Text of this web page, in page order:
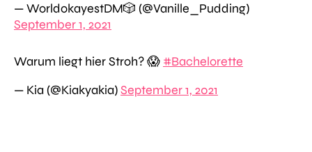
— WorldokayestDM🎲 (@Vanille_Pudding)
September 1, 2021
Warum liegt hier Stroh? 😱 #Bachelorette
— Kia (@Kiakyakia)September 1, 2021